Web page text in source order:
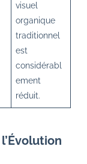
visuel
organique
traditionnel
est
considérabl
ement
réduit.